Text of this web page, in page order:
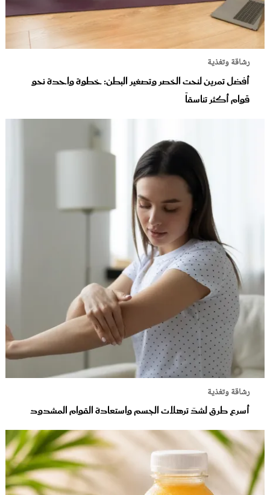
رشاقة وتغذية
أفضل تمرين لنحت الخصر وتصغير البطن: خطوة واحدة نحو
قوام أكثر تناسقاً
رشاقة وتغذية
أسرع طرق لشدّ ترهلات الجسم واستعادة القوام المشدود